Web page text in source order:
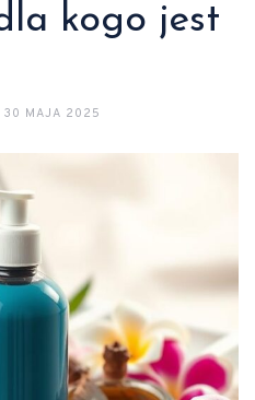
kogo jest
30 MAJA 2025